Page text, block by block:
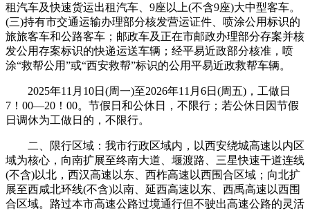
租汽车及快速货运出租汽车、9座以上(不含9座)大中型客车。
(三)持有市交通运输办理部分核发营运证件、喷涂公用标识的
旅旅客车和公路客车；邮政车及正在市邮政办理部分存案并核
发公用存案标识的快递运送车辆；经平易近政部分核准，喷
涂“救帮公用”或“西安救帮”标识的公用平易近政救帮车辆。
2025年11月10日(周一)至2026年11月6日(周五)，工做日
7！00—20！00。节假日和公休日，不限行；若公休日因节假
日调休为工做日的，不限行。
二、限行区域：我市行政区域内，以西安绕城高速以内区
域为核心，向南扩展至终南大道、堰渡路、三星快速干道连线
(不含)以北，西汉高速以东、西柞高速以西围合区域；向北扩
展至西咸北环线(不含)以南、延西高速以东、西禹高速以西围
合区域。路过本市高速公路过境通行但不驶出高速公路的灵活